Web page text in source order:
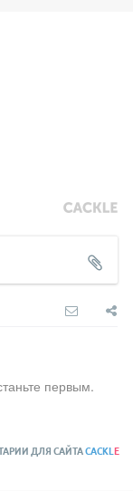
первым.
ДЛЯ САЙТАCACKLE